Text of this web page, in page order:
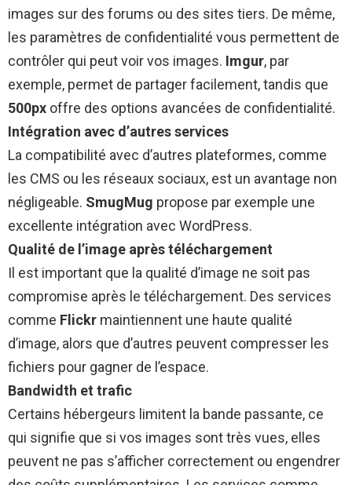
images sur des forums ou des sites tiers. De même,
les paramètres de confidentialité vous permettent de
contrôler qui peut voir vos images. Imgur, par
exemple, permet de partager facilement, tandis que
500px offre des options avancées de confidentialité.
Intégration avec d’autres services
La compatibilité avec d’autres plateformes, comme
les CMS ou les réseaux sociaux, est un avantage non
négligeable. SmugMug propose par exemple une
excellente intégration avec WordPress.
Qualité de l’image après téléchargement
Il est important que la qualité d’image ne soit pas
compromise après le téléchargement. Des services
comme Flickr maintiennent une haute qualité
d’image, alors que d’autres peuvent compresser les
fichiers pour gagner de l’espace.
Bandwidth et trafic
Certains hébergeurs limitent la bande passante, ce
qui signifie que si vos images sont très vues, elles
peuvent ne pas s’afficher correctement ou engendrer